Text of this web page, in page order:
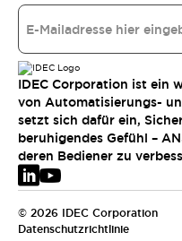
IDEC Corporation ist ein
von Automatisierungs-
setzt sich dafür ein,
beruhigendes Gefühl –
deren Bediener zu
© 2026 IDEC Corporation
Datenschutzrichtlinie